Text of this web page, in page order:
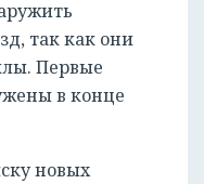
так как они
Первые
в конце
новых